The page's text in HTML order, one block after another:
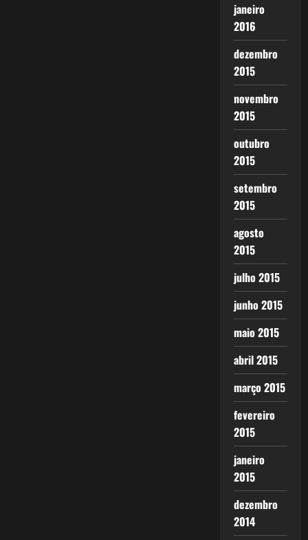
janeiro
2016
dezembro
2015
novembro
2015
outubro
2015
setembro
2015
agosto
2015
julho 2015
junho 2015
maio 2015
abril 2015
março 2015
fevereiro
2015
janeiro
2015
dezembro
2014